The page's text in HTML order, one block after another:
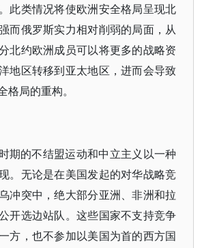
此类情况将使欧洲安全格局呈现北
而俄罗斯实力相对削弱的局面，从
北约欧洲成员可以将更多的战略资
地区转移到亚太地区，进而会导致
格局的重构。
期的不结盟运动和中立主义以一种
。无论是在美国发起的对华战略竞
冲突中，绝大部分亚洲、非洲和拉
开选边站队。这些国家不支持竞争
方，也不参加以美国为首的西方国